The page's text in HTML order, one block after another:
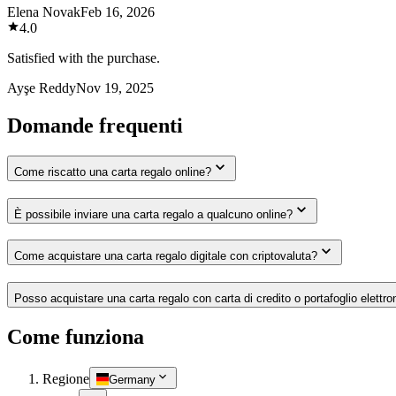
Elena NovakFeb 16, 2026
4.0
Satisfied with the purchase.
Ayşe ReddyNov 19, 2025
Domande frequenti
Come riscatto una carta regalo online?
È possibile inviare una carta regalo a qualcuno online?
Come acquistare una carta regalo digitale con criptovaluta?
Posso acquistare una carta regalo con carta di credito o portafoglio
Come funziona
Regione Germany